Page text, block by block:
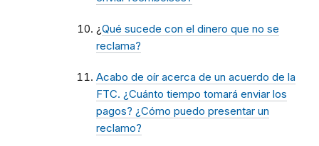
¿Qué sucede con el dinero que no se
reclama?
Acabo de oír acerca de un acuerdo de la
FTC. ¿Cuánto tiempo tomará enviar los
pagos? ¿Cómo puedo presentar un
reclamo?